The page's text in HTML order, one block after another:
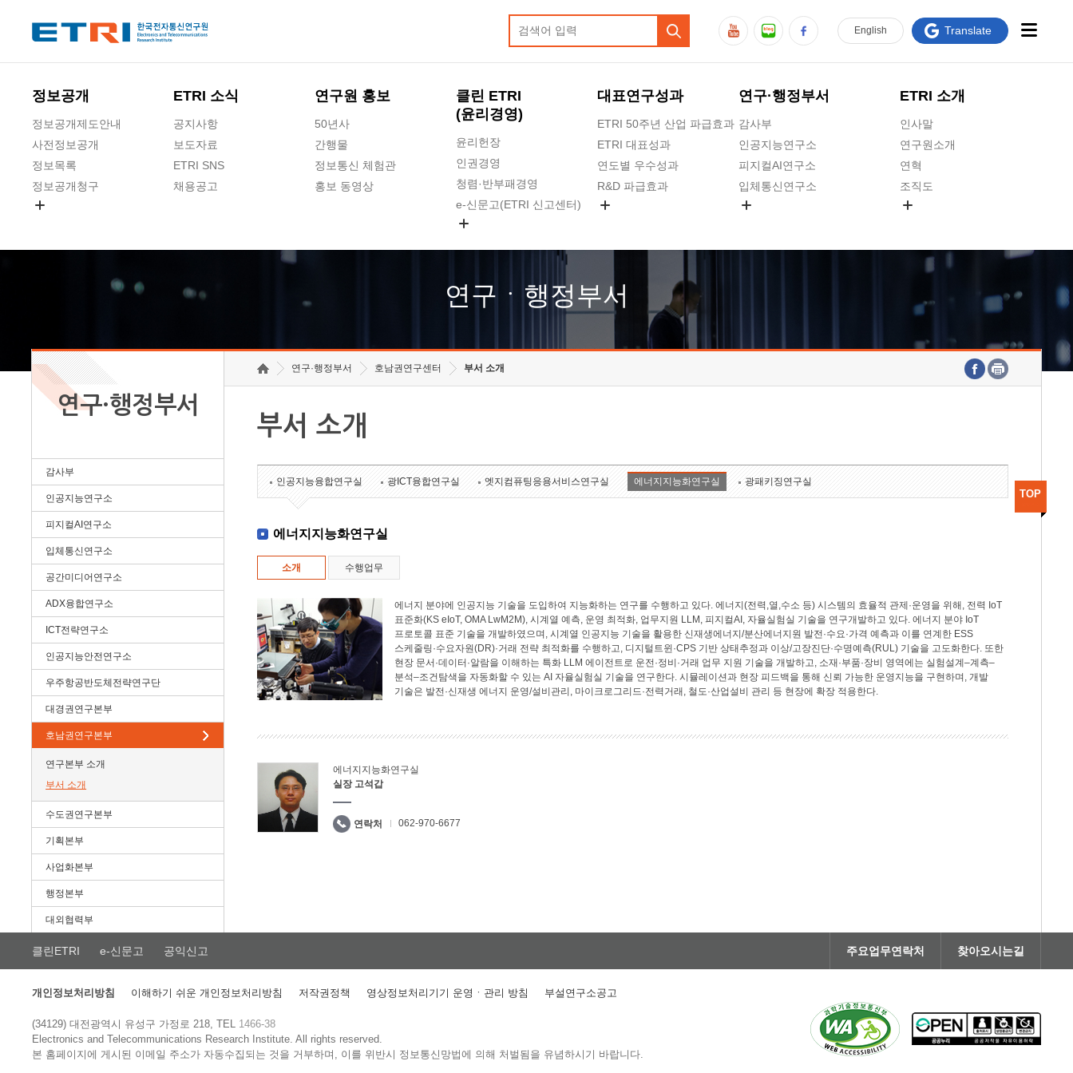
정보공개
정보공개제도안내
사전정보공개
정보목록
정보공개청구
ETRI 소식
공지사항
보도자료
ETRI SNS
채용공고
연구원 홍보
50년사
간행물
정보통신 체험관
홍보 동영상
클린 ETRI
(윤리경영)
윤리헌장
인권경영
청렴·반부패경영
e-신문고(ETRI 신고센터)
고객의소리
수의계약 현황
대표연구성과
ETRI 50주년 산업 파급효과
ETRI 대표성과
연도별 우수성과
R&D 파급효과
연구·행정부서
감사부
인공지능연구소
피지컬AI연구소
입체통신연구소
호남권연구본부
기획본부
ETRI 소개
인사말
연구원소개
연혁
조직도
연구원 고객헌장
주요업무연락처
English Translate
연구ㆍ행정부서
연구·행정부서
감사부
인공지능연구소
피지컬AI연구소
입체통신연구소
공간미디어연구소
ADX융합연구소
ICT전략연구소
인공지능안전연구소
우주항공반도체전략연구단
대경권연구본부
호남권연구본부
연구본부 소개
부서 소개
수도권연구본부
기획본부
사업화본부
행정본부
대외협력부
연구·행정부서 호남권연구센터 부서 소개
부서 소개
인공지능융합연구실 광ICT융합연구실 엣지컴퓨팅응용서비스연구실 에너지지능화연구실 광패키징연구실
에너지지능화연구실
소개 수행업무
에너지 분야에 인공지능 기술을 도입하여 지능화하는 연구를 수행하고 있다. 에너지(전력,열,수소 등) 시스템의 효율적 관제·운영을 위해, 전력 IoT
표준화(KS eIoT, OMA LwM2M), 시계열 예측, 운영 최적화, 업무지원 LLM, 피지컬AI, 자율실험실 기술을 연구개발하고 있다. 에너지 분야 IoT
프로토콜 표준 기술을 개발하였으며, 시계열 인공지능 기술을 활용한 신재생에너지/분산에너지원 발전·수요·가격 예측과 이를 연계한 ESS
스케줄링·수요자원(DR)·거래 전략 최적화를 수행하고, 디지털트윈·CPS 기반 상태추정과 이상/고장진단·수명예측(RUL) 기술을 고도화한다. 또한
현장 문서·데이터·알람을 이해하는 특화 LLM 에이전트로 운전·정비·거래 업무 지원 기술을 개발하고, 소재·부품·장비 영역에는 실험설계–계측–
분석–조건탐색을 자동화할 수 있는 AI 자율실험실 기술을 연구한다. 시뮬레이션과 현장 피드백을 통해 신뢰 가능한 운영지능을 구현하며, 개발
기술은 발전·신재생 에너지 운영/설비관리, 마이크로그리드·전력거래, 철도·산업설비 관리 등 현장에 확장 적용한다.
에너지지능화연구실
실장 고석갑
연락처 062-970-6677
TOP
클린ETRI e-신문고 공익신고 주요업무연락처 찾아오시는길
개인정보처리방침 이해하기 쉬운 개인정보처리방침 저작권정책 영상정보처리기기 운영ㆍ관리 방침 부설연구소공고
(34129) 대전광역시 유성구 가정로 218, TEL 1466-38
Electronics and Telecommunications Research Institute.All rights reserved.
본 홈페이지에 게시된 이메일 주소가 자동수집되는 것을 거부하며, 이를 위반시 정보통신망법에 의해 처벌됨을 유념하시기 바랍니다.